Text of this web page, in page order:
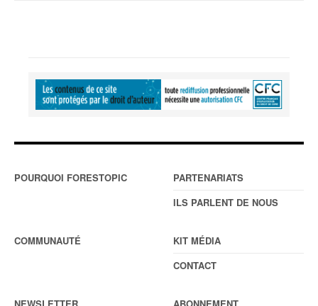
POURQUOI FORESTOPIC
PARTENARIATS
ILS PARLENT DE NOUS
COMMUNAUTÉ
KIT MÉDIA
CONTACT
NEWSLETTER ABONNEMENT